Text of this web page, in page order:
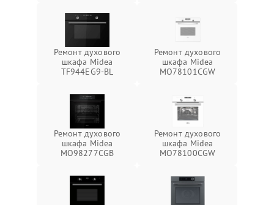
Ремонт духового
шкафа Midea
TF944EG9-BL
Ремонт духового
шкафа Midea
MO78101CGW
Ремонт духового
шкафа Midea
MO98277CGB
Ремонт духового
шкафа Midea
MO78100CGW